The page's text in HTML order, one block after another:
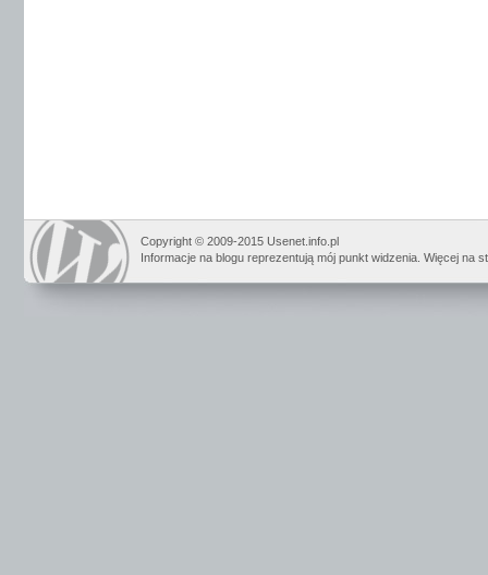
Copyright © 2009-2015 Usenet.info.pl
Informacje na blogu reprezentują mój punkt widzenia. Więcej na